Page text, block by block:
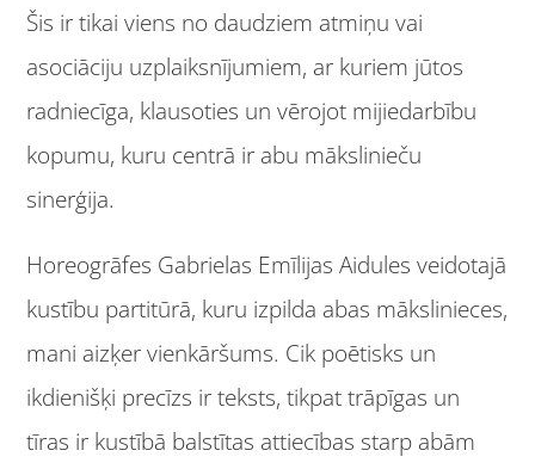
Šis ir tikai viens no daudziem atmiņu vai
asociāciju uzplaiksnījumiem, ar kuriem jūtos
radniecīga, klausoties un vērojot mijiedarbību
kopumu, kuru centrā ir abu mākslinieču
sinerģija.
Horeogrāfes Gabrielas Emīlijas Aidules veidotajā
kustību partitūrā, kuru izpilda abas mākslinieces,
mani aizķer vienkāršums. Cik poētisks un
ikdienišķi precīzs ir teksts, tikpat trāpīgas un
tīras ir kustībā balstītas attiecības starp abām